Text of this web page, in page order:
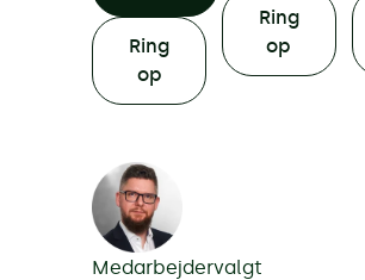
Ring
op
Ring
op
Medarbejdervalgt